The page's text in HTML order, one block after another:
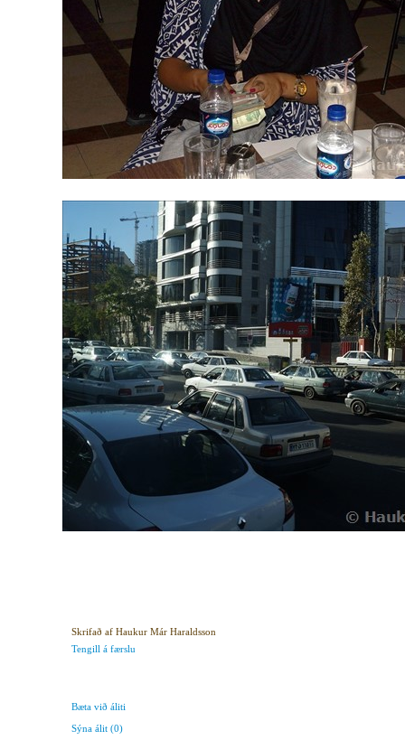
Skrifað af Haukur Már Haraldsson
Tengill á færslu
Bæta við áliti
Sýna álit (0)